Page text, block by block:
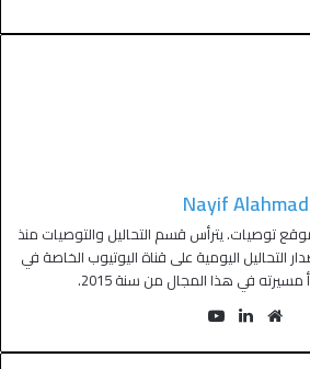
Nayif Alahmad
توصيات. يترأس قسم التحاليل والتوصيات منذ
التحاليل اليومية على قناة اليوتيوب الخاصة في
في هذا المجال من سنة 2015.